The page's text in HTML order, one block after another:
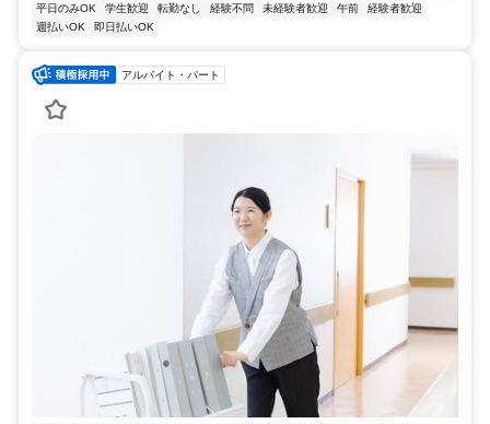
平日のみOK
学生歓迎 転勤なし 経験不問 未経験者歓迎 午前
経験者歓迎
週払いOK
即日払いOK
アルバイト・パート